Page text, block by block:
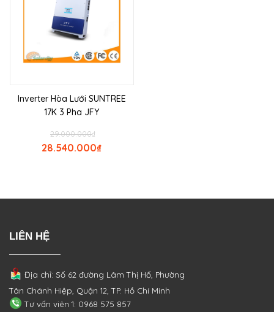
Inverter Hòa Lưới SUNTREE
17K 3 Pha JFY
₫
29.000.000
₫
28.540.000
LIÊN HỆ
Địa chỉ: Số 62 đường Lâm Thị Hố, Phường
Tân Chánh Hiệp, Quận 12, TP. Hồ Chí Minh
Tư vấn viên 1: 0968 575 857